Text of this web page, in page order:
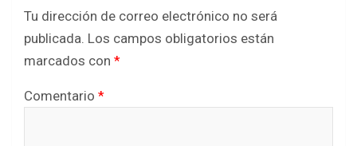
Tu dirección de correo electrónico no será
publicada. Los campos obligatorios están
marcados con *
Comentario *